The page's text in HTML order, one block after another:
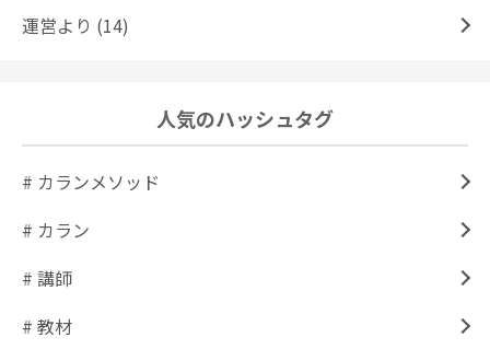
運営より (14)
人気のハッシュタグ
# カランメソッド
# カラン
# 講師
# 教材